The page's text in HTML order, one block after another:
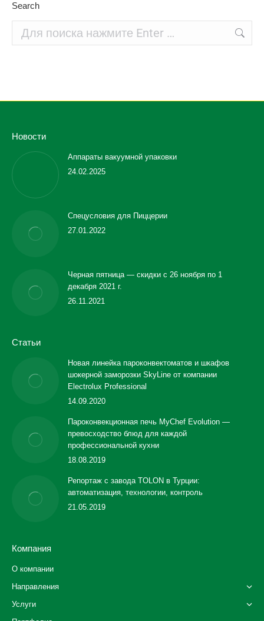
Search
Новости
Аппараты вакуумной упаковки
24.02.2025
Спецусловия для Пиццерии
27.01.2022
Черная пятница — скидки с 26 ноября по 1
декабря 2021 г.
26.11.2021
Статьи
Новая линейка пароконвектоматов и шкафов
шокерной заморозки SkyLine от компании
Electrolux Professional
14.09.2020
Пароконвекционная печь MyChef Evolution —
превосходство блюд для каждой
профессиональной кухни
18.08.2019
Репортаж с завода TOLON в Турции:
автоматизация, технологии, контроль
21.05.2019
Компания
О компании
Направления
Услуги